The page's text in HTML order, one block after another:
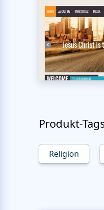
Produkt-
Religion